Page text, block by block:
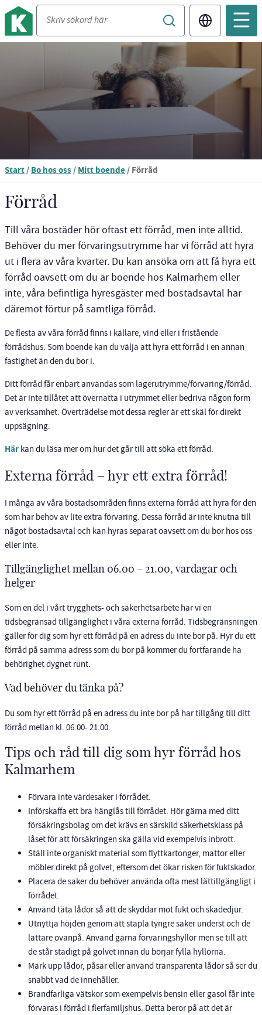
Translate
Du
nu
vid
innehållet
Start/Bo hos oss/Mitt boende/Förråd
Förråd
Till våra bostäder hör oftast ett förråd, men inte alltid.
Behöver du mer förvaringsutrymme har vi förråd att hyra
ut i flera av våra kvarter. Du kan ansöka om att få hyra ett
förråd oavsett om du är boende hos Kalmarhem eller
inte, våra befintliga hyresgäster med bostadsavtal har
däremot förtur på samtliga förråd.
De flesta av våra förråd finns i källare, vind eller i fristående
förrådshus. Som boende kan du välja att hyra ett förråd i en annan
fastighet än den du bor i.
Ditt förråd får enbart användas som lagerutrymme/förvaring/förråd.
Det är inte tillåtet att övernatta i utrymmet eller bedriva någon form
av verksamhet. Överträdelse mot dessa regler är ett skäl för direkt
uppsägning.
Här kan du läsa mer om hur det går till att söka ett förråd.
Externa förråd – hyr ett extra förråd!
I många av våra bostadsområden finns externa förråd att hyra för den
som har behov av lite extra förvaring. Dessa förråd är inte knutna till
något bostadsavtal och kan hyras separat oavsett om du bor hos oss
eller inte.
Tillgänglighet mellan 06.00 – 21.00, vardagar och
helger
Som en del i vårt trygghets- och säkerhetsarbete har vi en
tidsbegränsad tillgänglighet i våra externa förråd. Tidsbegränsningen
gäller för dig som hyr ett förråd på en adress du inte bor på. Hyr du ett
förråd på samma adress som du bor på kommer du fortfarande ha
behörighet dygnet runt.
Vad behöver du tänka på?
Du som hyr ett förråd på en adress du inte bor på har tillgång till ditt
förråd mellan kl. 06.00- 21.00.
Tips och råd till dig som hyr förråd hos
Kalmarhem
Förvara inte värdesaker i förrådet.
Införskaffa ett bra hänglås till förrådet. Hör gärna med ditt
försäkringsbolag om det krävs en särskild säkerhetsklass på
låset för att försäkringen ska gälla vid exempelvis inbrott.
Ställ inte organiskt material som flyttkartonger, mattor eller
möbler direkt på golvet, eftersom det ökar risken för fuktskador.
Placera de saker du behöver använda ofta mest lättillgängligt i
förrådet.
Använd täta lådor så att de skyddar mot fukt och skadedjur.
Utnyttja höjden genom att stapla tyngre saker underst och de
lättare ovanpå. Använd gärna förvaringshyllor men se till att
de står stadigt på golvet innan du börjar fylla hyllorna.
Märk upp lådor, påsar eller använd transparenta lådor så ser du
snabbt vad de innehåller.
Brandfarliga vätskor som exempelvis bensin eller gasol får inte
förvaras i förråd i flerfamiljshus. Detta beror på att det är